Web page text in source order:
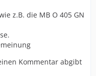
z.B. die MB O 405 GN
Kommentar abgibt